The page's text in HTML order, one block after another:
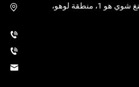
الطابق 10 ج، مبنى بو شينغ، طريق تشينغ شوي هو 1، منطقة لوهو،